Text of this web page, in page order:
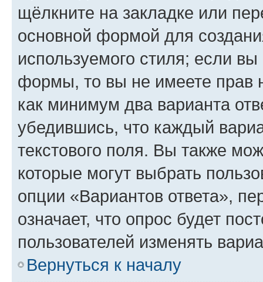
щёлкните на закладке или
основной формой для
используемого стиля; если
формы, то вы не имеете прав
как минимум два варианта
убедившись, что каждый
текстового поля. Вы также
которые могут выбрать
опции «Вариантов ответа»,
означает, что опрос будет
пользователей изменять
Вернуться к началу